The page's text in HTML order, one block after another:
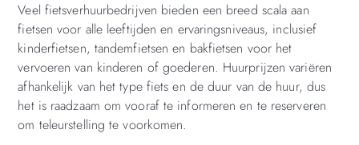
Veel fietsverhuurbedrijven bieden een breed scala aan
fietsen voor alle leeftijden en ervaringsniveaus, inclusief
kinderfietsen, tandemfietsen en bakfietsen voor het
vervoeren van kinderen of goederen. Huurprijzen variëren
afhankelijk van het type fiets en de duur van de huur, dus
het is raadzaam om vooraf te informeren en te reserveren
om teleurstelling te voorkomen.